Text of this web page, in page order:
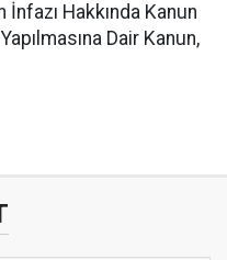
Hakkında Kanun
Dair Kanun,